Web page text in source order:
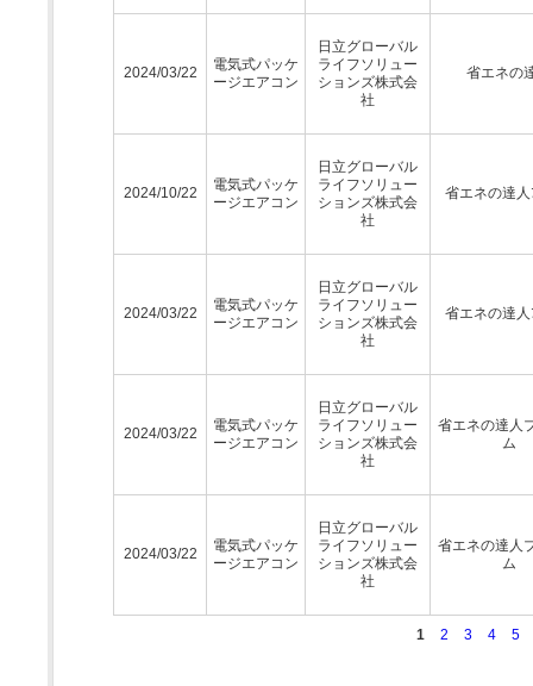
2024/03/22
電気式パッケ
ージエアコン
日立グローバル
ライフソリュー
ションズ株式会
社
省エネの
2024/10/22
電気式パッケ
ージエアコン
日立グローバル
ライフソリュー
ションズ株式会
社
省エネの達人
2024/03/22
電気式パッケ
ージエアコン
日立グローバル
ライフソリュー
ションズ株式会
社
省エネの達人
2024/03/22
電気式パッケ
ージエアコン
日立グローバル
ライフソリュー
ションズ株式会
社
省エネの達人
ム
2024/03/22
電気式パッケ
ージエアコン
日立グローバル
ライフソリュー
ションズ株式会
社
省エネの達人
ム
1 2 3 4 5